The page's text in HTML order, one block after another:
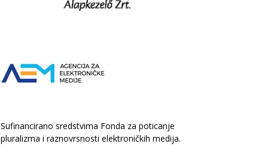
Sufinancirano sredstvima Fonda za poticanje
pluralizma i raznovrsnosti elektroničkih medija.